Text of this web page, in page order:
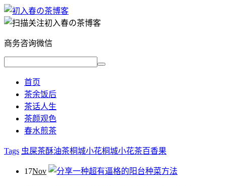
商务咨询微信
首页
茶余饭后
茶话人生
茶颜观色
春水煎茶
Tags 虫屎茶酥油茶桐城小花桐城小花茶百香果
17Nov